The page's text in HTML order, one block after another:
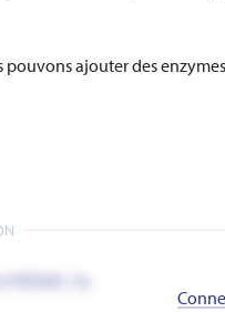
pouvons ajouter des